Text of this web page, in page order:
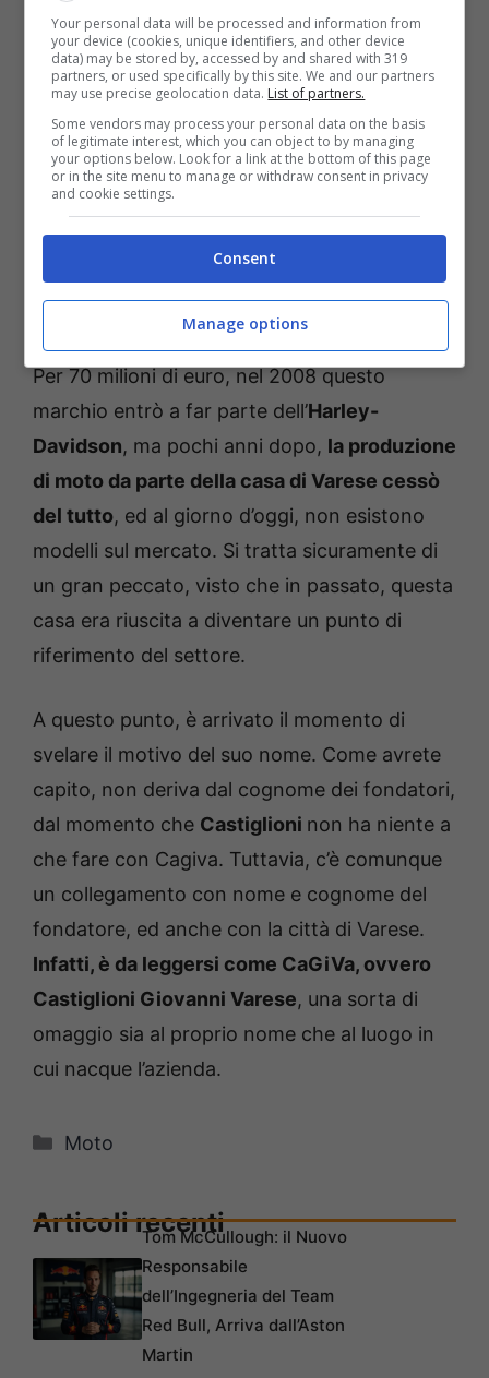
Cagiva moto in mostra (ANSA) – Fuoristrada.it
Per 70 milioni di euro, nel 2008 questo
marchio entrò a far parte dell’Harley-
Davidson, ma pochi anni dopo, la produzione
di moto da parte della casa di Varese cessò
del tutto, ed al giorno d’oggi, non esistono
modelli sul mercato. Si tratta sicuramente di
un gran peccato, visto che in passato, questa
casa era riuscita a diventare un punto di
riferimento del settore.
A questo punto, è arrivato il momento di
svelare il motivo del suo nome. Come avrete
capito, non deriva dal cognome dei fondatori,
dal momento che Castiglioni non ha niente a
che fare con Cagiva. Tuttavia, c’è comunque
un collegamento con nome e cognome del
fondatore, ed anche con la città di Varese.
Infatti, è da leggersi come CaGiVa, ovvero
Castiglioni Giovanni Varese, una sorta di
omaggio sia al proprio nome che al luogo in
cui nacque l’azienda.
Categorie
Moto
Articoli recentiTom McCullough: il Nuovo
Responsabile
dell’Ingegneria del Team
Red Bull, Arriva dall’Aston
Martin
Your personal data will be processed and information from
your device (cookies, unique identifiers, and other device
data) may be stored by, accessed by and shared with 319
partners, or used specifically by this site. We and our partners
may use precise geolocation data. List of partners.
Some vendors may process your personal data on the basis
of legitimate interest, which you can object to by managing
your options below. Look for a link at the bottom of this page
or in the site menu to manage or withdraw consent in privacy
and cookie settings.
Consent
Manage options